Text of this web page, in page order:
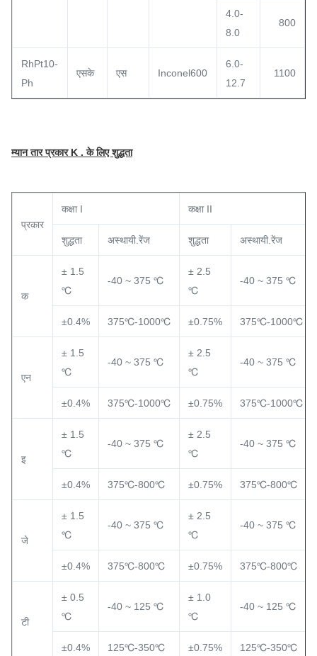
4.0-
8.0
800
RhPt10-
Ph
एसके एस Inconel600
6.0-
12.7
1100
म्यान तार प्रकार K . के लिए शुद्धता
प्रकार
कक्षा I कक्षा II
शुद्धता अस्थायी.रेंज शुद्धता अस्थायी.रेंज
क
± 1.5
℃
-40 ~ 375 ℃
± 2.5
℃
-40 ~ 375 ℃
±0.4% 375℃-1000℃ ±0.75% 375℃-1000℃
एन
± 1.5
℃
-40 ~ 375 ℃
± 2.5
℃
-40 ~ 375 ℃
±0.4% 375℃-1000℃ ±0.75% 375℃-1000℃
इ
± 1.5
℃
-40 ~ 375 ℃
± 2.5
℃
-40 ~ 375 ℃
±0.4% 375℃-800℃ ±0.75% 375℃-800℃
जे
± 1.5
℃
-40 ~ 375 ℃
± 2.5
℃
-40 ~ 375 ℃
±0.4% 375℃-800℃ ±0.75% 375℃-800℃
टी
± 0.5
℃
-40 ~ 125 ℃
± 1.0
℃
-40 ~ 125 ℃
±0.4% 125℃-350℃ ±0.75% 125℃-350℃